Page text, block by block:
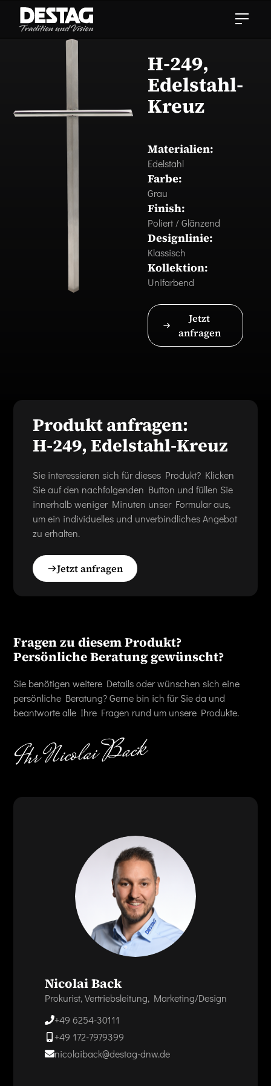
H-249,
Edelstahl-
Kreuz
Materialien:
Edelstahl
Farbe:
Grau
Finish:
Poliert / Glänzend
Designlinie:
Klassisch
Kollektion:
Unifarbend
Jetzt
anfragen
Produkt anfragen:
H-249, Edelstahl-Kreuz
Sie interessieren sich für dieses Produkt? Klicken
Sie auf den nachfolgenden Button und füllen Sie
innerhalb weniger Minuten unser Formular aus,
um ein individuelles und unverbindliches Angebot
zu erhalten.
Jetzt anfragen
Fragen zu diesem Produkt?
Persönliche Beratung gewünscht?
Sie benötigen weitere Details oder wünschen sich eine
persönliche Beratung? Gerne bin ich für Sie da und
beantworte alle Ihre Fragen rund um unsere Produkte.
Nicolai Back
Prokurist, Vertriebsleitung, Marketing/Design
+49 6254-30111
+49 172-7979399
nicolaiback@destag-dnw.de